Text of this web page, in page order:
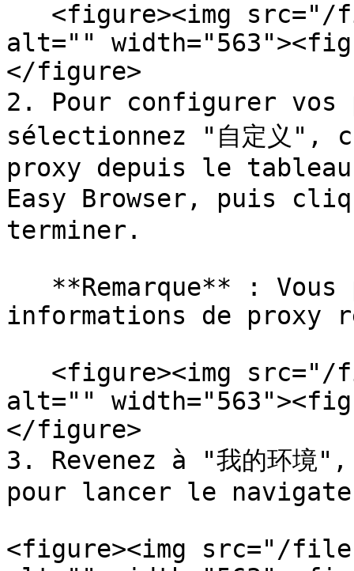
alt=""
</figure>
2. Pour configurer vos
sélectionnez "自定义",
proxy depuis le
Easy Browser, puis
terminer.
informations de proxy
alt=""
</figure>
3. Revenez à "我的环
pour lancer le
<figure><img src="/files/